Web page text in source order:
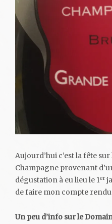
Aujourd’hui c’est la fête
Champagne provenant
dégustation à eu lieu le 1er
de faire mon compte
Un peu d’info sur le